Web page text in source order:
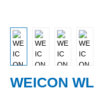
WEICON WL